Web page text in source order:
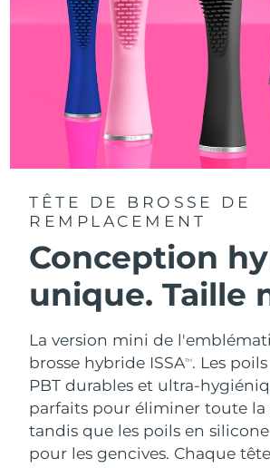
TÊTE DE BROSSE DE
REMPLACEMENT
Conception
unique. Taille
La version mini de
brosse hybride ISSATM. Les
PBT durables et ultra-
parfaits pour éliminer toute la
tandis que les poils en
pour les gencives. Chaque